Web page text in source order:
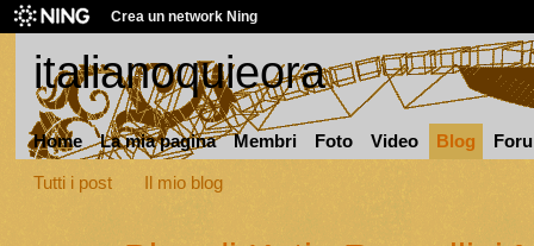
Crea un network Ning
italianoquieora
Home La mia pagina Membri Foto Video Blog
Tutti i post Il mio blog